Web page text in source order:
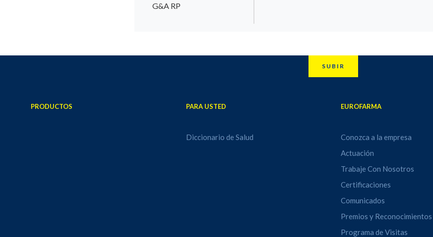
G&A RP
SUBIR
PRODUCTOS PARA USTED
Diccionario de Salud
EUROFARMA
Conozca a la empresa
Actuación
Trabaje Con Nosotros
Certificaciones
Comunicados
Premios y Reconocimientos
Programa de Visitas